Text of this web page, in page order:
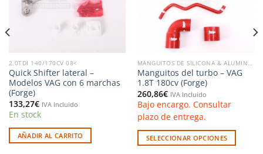
2.0TDI 140/170CV 08<
Quick Shifter lateral –
Modelos VAG con 6 marchas
(Forge)
133,27€ IVA Incluido
En stock
AÑADIR AL CARRITO
Manguitos del turbo – VAG
1.8T 180cv (Forge)
260,86€ IVA Incluido
Bajo encargo. Consultar
plazo de entrega.
SELECCIONAR OPCIONES